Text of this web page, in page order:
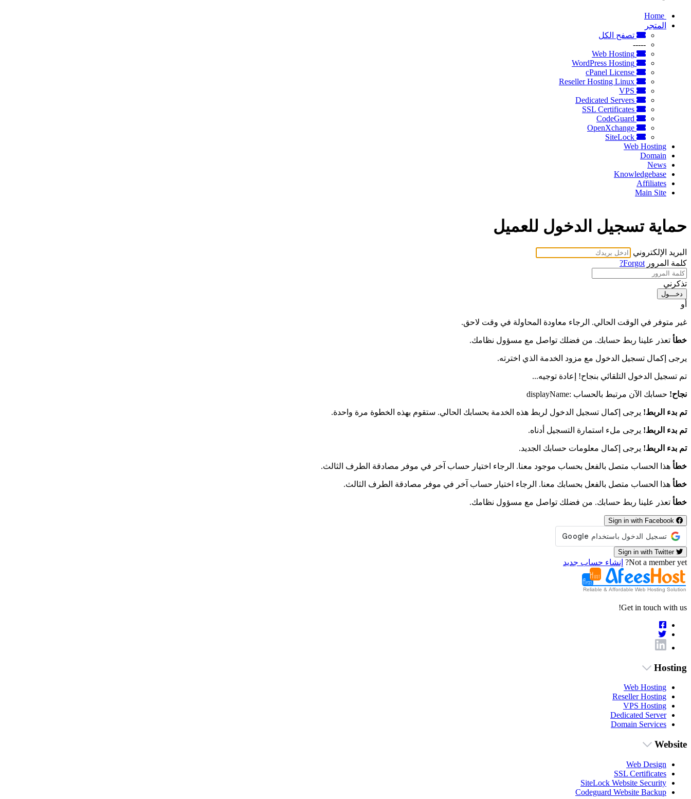
Home
المتجر
تصفح الكل
-----
Web Hosting
Domain
News
Knowledgebase
Affiliates
Main Site
حماية تسجيل الدخول للعميل
البريد الإلكتروني
كلمة المرور Forgot?
تذكرني
دخـــول
أو
غير متوفر في الوقت الحالي. الرجاء معاودة المحاولة في وقت لاحق.
خطأ تعذر علينا ربط حسابك. من فضلك تواصل مع مسؤول نظامك.
يرجى إكمال تسجيل الدخول مع مزود الخدمة الذي اخترته.
تم تسجيل الدخول التلقائي بنجاح! إعادة توجيه...
نجاح! حسابك الآن مرتبط بالحساب :displayName
تم بدء الربط! يرجى إكمال تسجيل الدخول لربط هذه الخدمة بحسابك الحالي. ستقوم بهذه الخطوة مرة واحدة.
تم بدء الربط! يرجى ملء استمارة التسجيل أدناه.
تم بدء الربط! يرجى إكمال معلومات حسابك الجديد.
خطأ هذا الحساب متصل بالفعل بحساب موجود معنا. الرجاء اختيار حساب آخر في موفر مصادقة الطرف الثالث.
خطأ هذا الحساب متصل بالفعل بحسابك معنا. الرجاء اختيار حساب آخر في موفر مصادقة الطرف الثالث.
خطأ تعذر علينا ربط حسابك. من فضلك تواصل مع مسؤول نظامك.
Sign in with Twitter
Not a member yet? إنشاء حساب جديد
Get in touch with us!
Hosting
Web Hosting
Reseller Hosting
VPS Hosting
Dedicated Server
Domain Services
Website
Web Design
SSL Certificates
SiteLock Website Security
Codeguard Website Backup